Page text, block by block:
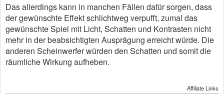
Das allerdings kann in manchen Fällen dafür sorgen, dass
der gewünschte Effekt schlichtweg verpufft, zumal das
gewünschte Spiel mit Licht, Schatten und Kontrasten nicht
mehr in der beabsichtigten Ausprägung erreicht würde. Die
anderen Scheinwerfer würden den Schatten und somit die
räumliche Wirkung aufheben.
Affiliate Links